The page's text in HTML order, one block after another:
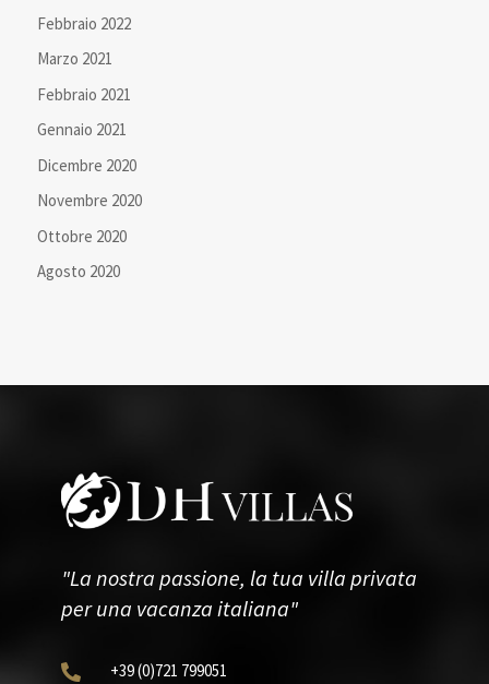
Febbraio 2022
Marzo 2021
Febbraio 2021
Gennaio 2021
Dicembre 2020
Novembre 2020
Ottobre 2020
Agosto 2020
"La nostra passione, la tua villa privata
per una vacanza italiana"
 +39(0)721 799051